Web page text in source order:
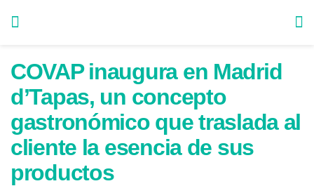
COVAP inaugura en Madrid
d’Tapas, un concepto
gastronómico que traslada al
cliente la esencia de sus
productos